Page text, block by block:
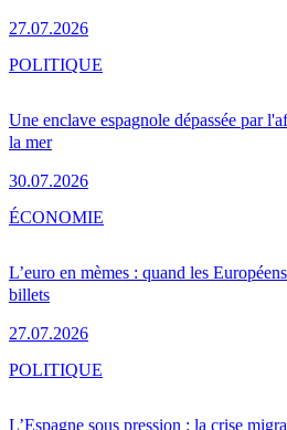
27.07.2026
Une enclave espagnole dépassée par
la mer
30.07.2026
POLITIQUE
L’euro en mèmes : quand les
billets
27.07.2026
ÉCONOMIE
L’Espagne sous pression : la crise
POLITIQUE